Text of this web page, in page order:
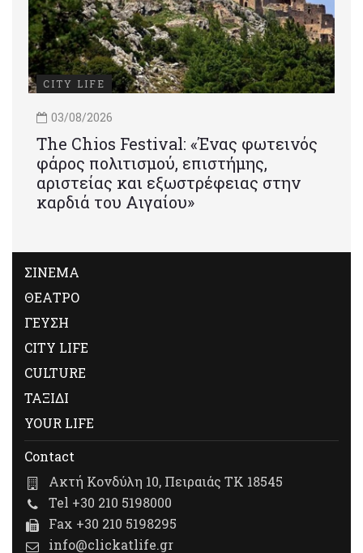
CITY LIFE
03/08/2026
Τhe Chios Festival: «Ένας φωτεινός
φάρος πολιτισμού, επιστήμης,
αριστείας και εξωστρέφειας στην
καρδιά του Αιγαίου»
ΣΙΝΕΜΑ
ΘΕΑΤΡΟ
ΓΕΥΣΗ
CITY LIFE
CULTURE
ΤΑΞΙΔΙ
YOUR LIFE
Contact
Ακτή Κονδύλη 10, Πειραιάς ΤΚ 18545
Tel +30 210 5198000
Fax +30 210 5198295
info@clickatlife.gr